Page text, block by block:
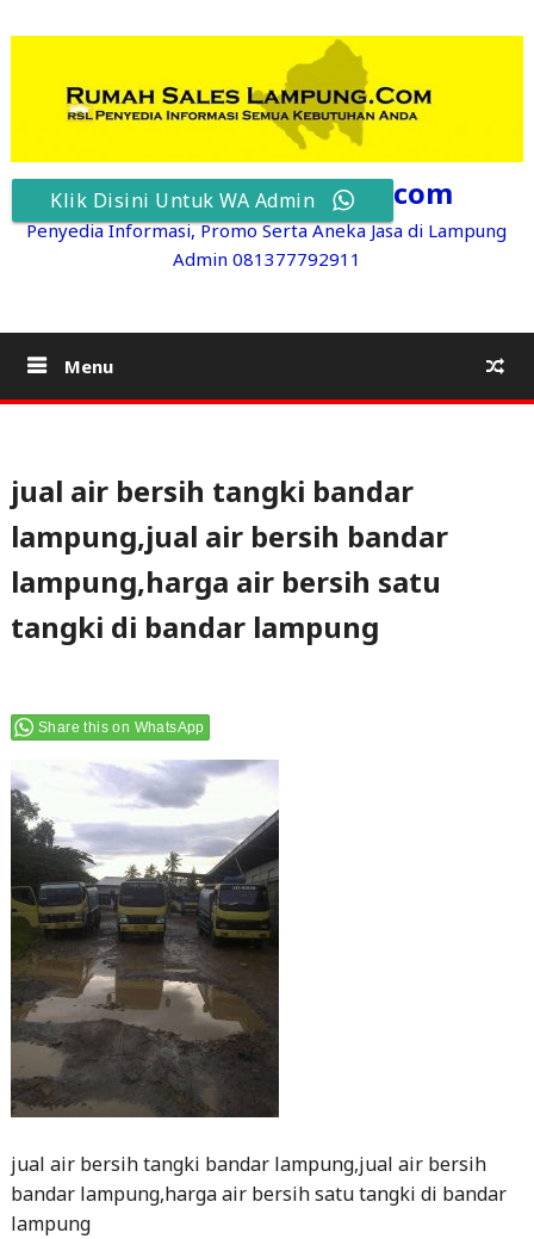
content
RumahSalesLampung.com
Penyedia Informasi, Promo Serta Aneka Jasa di Lampung
Admin 081377792911
Menu
jual air bersih tangki bandar
lampung,jual air bersih bandar
lampung,harga air bersih satu
tangki di bandar lampung
Share this on WhatsApp
jual air bersih tangki bandar lampung,jual air bersih
bandar lampung,harga air bersih satu tangki di bandar
lampung
Klik Disini Untuk WA Admin